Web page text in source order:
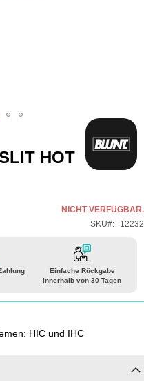
HOT
NICHT VERFÜGBAR.
SKU
12232
Einfache Rückgabe
innerhalb von 30 Tagen
HIC und IHC